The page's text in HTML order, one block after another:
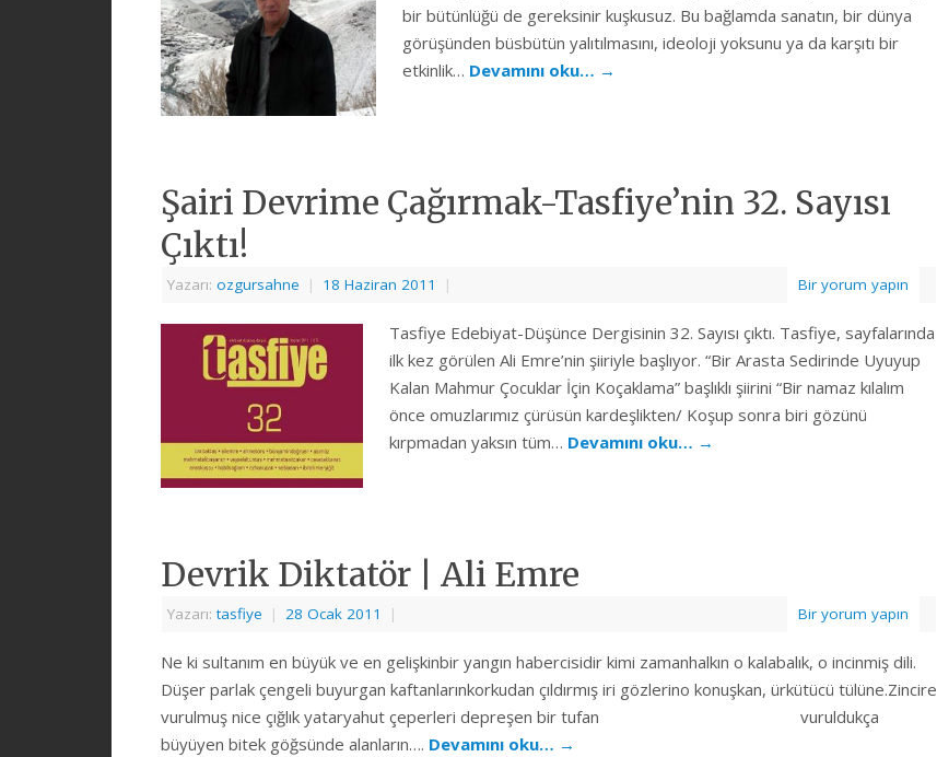
bir bütünlüğü de gereksinir kuşkusuz. Bu bağlamda sanatın, bir dünya
görüşünden büsbütün yalıtılmasını, ideoloji yoksunu ya da karşıtı bir
etkinlik… Devamını oku… →
Şairi Devrime Çağırmak-Tasfiye’nin 32. Sayısı
Çıktı!
Yazarı: ozgursahne | 18 Haziran 2011 | Bir yorum yapın
Tasfiye Edebiyat-Düşünce Dergisinin 32. Sayısı çıktı. Tasfiye, sayfalarında
ilk kez görülen Ali Emre’nin şiiriyle başlıyor. “Bir Arasta Sedirinde Uyuyup
Kalan Mahmur Çocuklar İçin Koçaklama” başlıklı şiirini “Bir namaz kılalım
önce omuzlarımız çürüsün kardeşlikten/ Koşup sonra biri gözünü
kırpmadan yaksın tüm… Devamını oku… →
Devrik Diktatör | Ali Emre
Yazarı:tasfiye | 28 Ocak 2011 | Bir yorum yapın
Ne ki sultanım en büyük ve en gelişkinbir yangın habercisidir kimi zamanhalkın o kalabalık, o incinmiş dili.
Düşer parlak çengeli buyurgan kaftanlarınkorkudan çıldırmış iri gözlerino konuşkan, ürkütücü tülüne.Zincire
vurulmuş nice çığlık yataryahut çeperleri depreşen bir tufan vuruldukça
büyüyen bitek göğsünde alanların…. Devamını oku… →